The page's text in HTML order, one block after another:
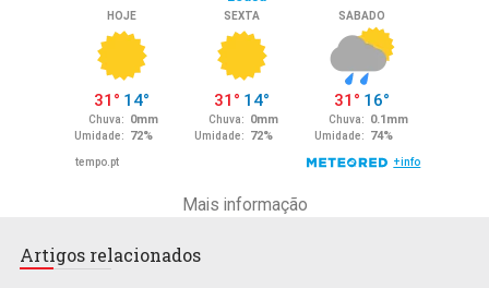
Mais informação
Artigos relacionados